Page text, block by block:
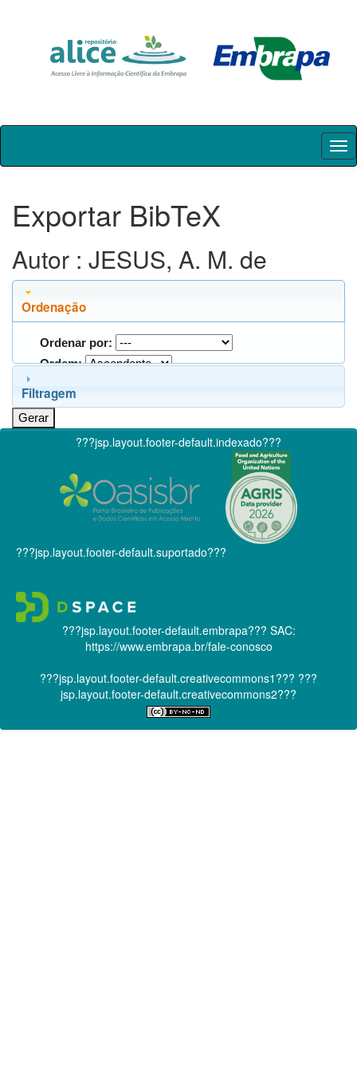
Skip
Exportar BibTeX
Autor : JESUS, A. M. de
Ordenação
Ordenar por:
Ordem:
Filtragem
???jsp.layout.footer-default.indexado???
???jsp.layout.footer-default.suportado???
???jsp.layout.footer-default.embrapa??? SAC:
https://www.embrapa.br/fale-conosco
???jsp.layout.footer-default.creativecommons1??? ???
jsp.layout.footer-default.creativecommons2???